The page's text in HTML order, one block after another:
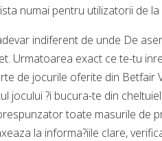
numai pentru utilizatorii de la
indiferent de unde De
Urmatoarea exact ce te-tu
de jocurile oferite din Betfair
jocului ?i bucura-te din
toate masurile de
la informa?iile clare,